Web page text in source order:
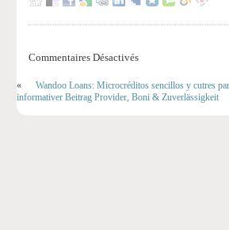
Commentaires Désactivés
«
Wandoo Loans: Microcréditos sencillos y cutres
informativer Beitrag Provider, Boni & Zuverlässigkeit